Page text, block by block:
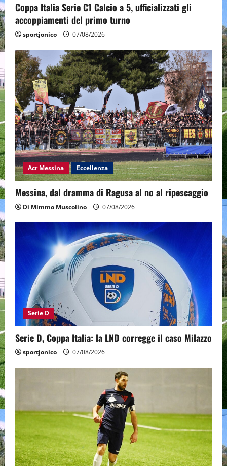
Coppa Italia Serie C1 Calcio a 5, ufficializzati gli
accoppiamenti del primo turno
sportjonico 07/08/2026
Acr Messina Eccellenza
Messina, dal dramma di Ragusa al no al ripescaggio
Di Mimmo Muscolino 07/08/2026
Serie D
Serie D, Coppa Italia: la LND corregge il caso Milazzo
sportjonico 07/08/2026